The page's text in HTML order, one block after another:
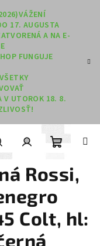
17. AUGUSTA
A NA E-
FUNGUJE
V UTOROK 18. 8.
Hľadať
Rossi,
Colt, hl: